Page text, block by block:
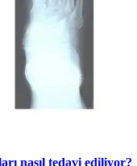
nasıl tedavi ediliyor?